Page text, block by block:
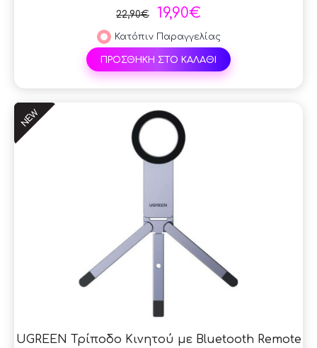
22,90€ 19,90€
Κατόπιν Παραγγελίας
ΠΡΟΣΘΗΚΗ ΣΤΟ ΚΑΛΑΘΙ
NEW
UGREEN Τρίποδο Κινητού με Bluetooth Remote